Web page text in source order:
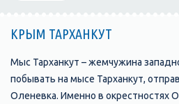
КРЫМ ТАРХАНКУТ
Мыс Тарханкут – жемчужина
побывать на мысе Тарханкут,
Оленевка. Именно в окрестностях